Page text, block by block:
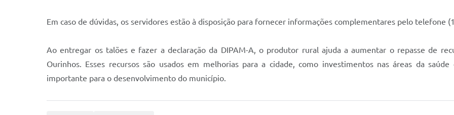
Em caso de dúvidas, os servidores estão à disposição para fornecer informações complementares pelo telefone
Ao entregar os talões e fazer a declaração da DIPAM-A, o produtor rural ajuda a aumentar o repasse de
Ourinhos. Esses recursos são usados em melhorias para a cidade, como investimentos nas áreas da
importante para o desenvolvimento do município.